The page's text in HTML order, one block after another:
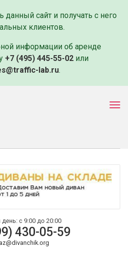
сайт и получать с него
клиентов.
информации об аренде
+7 (495) 445-55-02 или
lab.ru.
и доставка
Контакты
с 9:00 до 20:00
430-05-59